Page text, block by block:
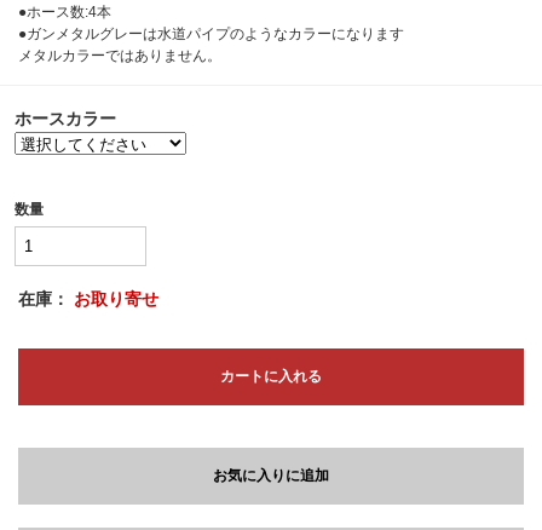
●ホース数:4本
●ガンメタルグレーは水道パイプのようなカラーになります
メタルカラーではありません。
ホースカラー
数量
在庫： お取り寄せ
カートに入れる
お気に入りに追加